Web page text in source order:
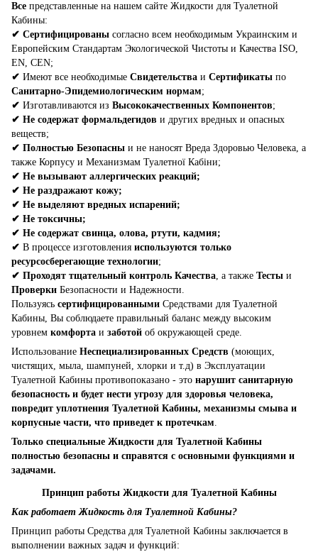
Все представленные на нашем сайте Жидкости для Туалетной
Кабины:
✔ Сертифицированы согласно всем необходимым Украинским и
Европейским Стандартам Экологической Чистоты и Качества ISO,
EN, CEN;
✔ Имеют все необходимые Свидетельства и Сертификаты по
Санитарно-Эпидемиологическим нормам;
✔ Изготавливаются из Высококачественных Компонентов;
✔ Не содержат формальдегидов и других вредных и опасных
веществ;
✔ Полностью Безопасны и не наносят Вреда Здоровью Человека, а
также Корпусу и Механизмам Туалетної Кабіни;
✔ Не вызывают аллергических реакций;
✔ Не раздражают кожу;
✔ Не выделяют вредных испарений;
✔ Не токсичны;
✔ Не содержат свинца, олова, ртути, кадмия;
✔ В процессе изготовления используются только
ресурсосберегающие технологии;
✔ Проходят тщательный контроль Качества, а также Тесты и
Проверки Безопасности и Надежности.
Пользуясь сертифицированными Средствами для Туалетной
Кабины, Вы соблюдаете правильный баланс между высоким
уровнем комфорта и заботой об окружающей среде.
Использование Неспециализированных Средств (моющих,
чистящих, мыла, шампуней, хлорки и т.д) в Эксплуатации
Туалетной Кабины противопоказано - это нарушит санитарную
безопасность и будет нести угрозу для здоровья человека,
повредит уплотнения Туалетной Кабины, механизмы смыва и
корпусные части, что приведет к протечкам.
Только специальные Жидкости для Туалетной Кабины
полностью безопасны и справятся с основными функциями и
задачами.
Принцип работы Жидкости для Туалетной Кабины
Как работает Жидкость для Туалетной Кабины?
Принцип работы Средства для Туалетной Кабины заключается в
выполнении важных задач и функций: